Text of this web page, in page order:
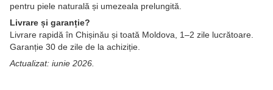
pentru piele naturală și umezeala prelungită.
Livrare și garanție?
Livrare rapidă în Chișinău și toată Moldova, 1–2 zile lucrătoare.
Garanție 30 de zile de la achiziție.
Actualizat: iunie 2026.